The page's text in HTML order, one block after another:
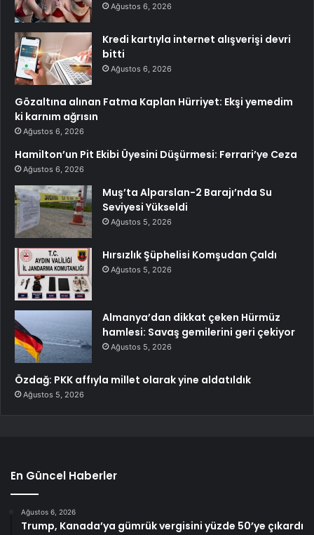
Ağustos 6, 2026
Kredi kartıyla internet alışverişi devri
bitti
Ağustos 6, 2026
Gözaltına alınan Fatma Kaplan Hürriyet: Ekşi yemedim
ki karnım ağrısın
Ağustos 6, 2026
Hamilton’un Pit Ekibi Üyesini Düşürmesi: Ferrari’ye Ceza
Ağustos 6, 2026
Muş’ta Alparslan-2 Barajı’nda Su
Seviyesi Yükseldi
Ağustos 5, 2026
Hırsızlık Şüphelisi Komşudan Çaldı
Ağustos 5, 2026
Almanya’dan dikkat çeken Hürmüz
hamlesi: Savaş gemilerini geri çekiyor
Ağustos 5, 2026
Özdağ: PKK affıyla millet olarak yine aldatıldık
Ağustos 5, 2026
En Güncel Haberler
Ağustos 6, 2026
Trump, Kanada’ya gümrük vergisini yüzde 50’ye çıkardı